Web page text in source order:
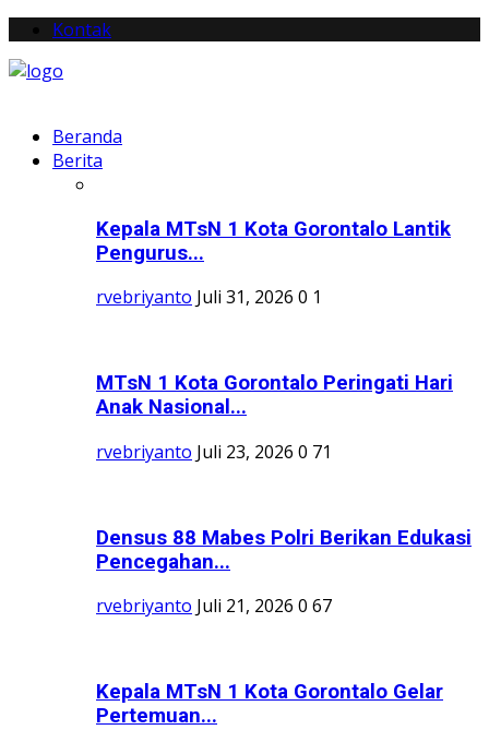
Kontak
Beranda
Berita
Kepala MTsN 1 Kota Gorontalo Lantik
Pengurus...
rvebriyanto Juli 31, 2026 0 1
MTsN 1 Kota Gorontalo Peringati Hari
Anak Nasional...
rvebriyanto Juli 23, 2026 0 71
Densus 88 Mabes Polri Berikan Edukasi
Pencegahan...
rvebriyanto Juli 21, 2026 0 67
Kepala MTsN 1 Kota Gorontalo Gelar
Pertemuan...